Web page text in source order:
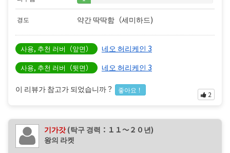
경도 약간 딱딱함（세미하드)
사용, 추천 러버（앞면） 네오 허리케인 3
사용, 추천 러버（뒷면） 네오 허리케인 3
이 리뷰가 참고가 되었습니까？ 좋아요！
2
기가갓(탁구 경력：１１〜２０년)
왕의 라켓